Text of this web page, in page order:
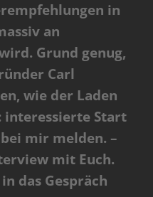
in
an
Grund genug,
Carl
wie der Laden
interessierte Start
mir melden. –
mit Euch.
das Gespräch